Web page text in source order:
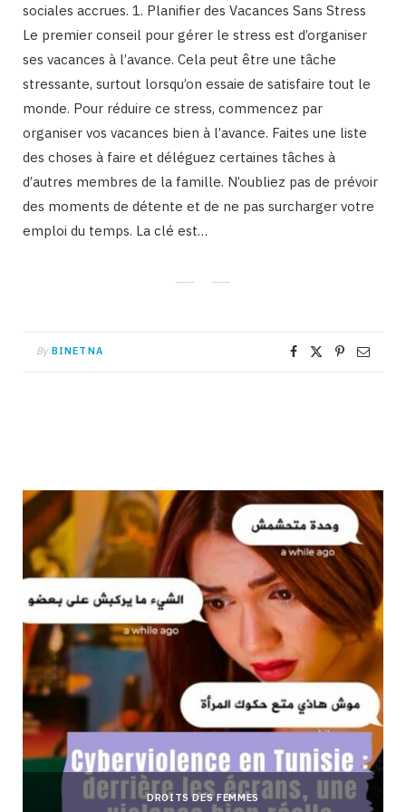
sociales accrues. 1. Planifier des Vacances Sans Stress
Le premier conseil pour gérer le stress est d’organiser
ses vacances à l’avance. Cela peut être une tâche
stressante, surtout lorsqu’on essaie de satisfaire tout le
monde. Pour réduire ce stress, commencez par
organiser vos vacances bien à l’avance. Faites une liste
des choses à faire et déléguez certaines tâches à
d’autres membres de la famille. N’oubliez pas de prévoir
des moments de détente et de ne pas surcharger votre
emploi du temps. La clé est…
By BINETNA
DROITS DES FEMMES